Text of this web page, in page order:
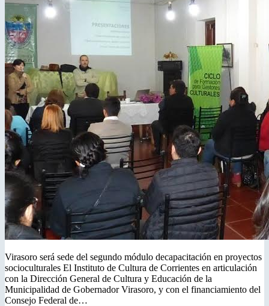
Virasoro será sede del segundo módulo decapacitación en proyectos
socioculturales El Instituto de Cultura de Corrientes en articulación
con la Dirección General de Cultura y Educación de la
Municipalidad de Gobernador Virasoro, y con el financiamiento del
Consejo Federal de…